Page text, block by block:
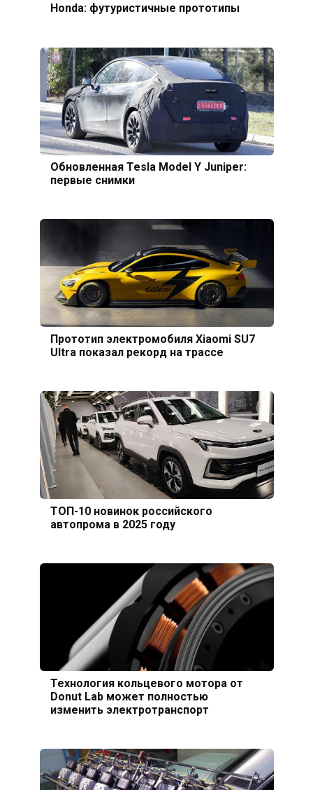
Honda: футуристичные прототипы
Обновленная Tesla Model Y Juniper:
первые снимки
Прототип электромобиля Xiaomi SU7
Ultra показал рекорд на трассе
ТОП-10 новинок российского
автопрома в 2025 году
Технология кольцевого мотора от
Donut Lab может полностью
изменить электротранспорт